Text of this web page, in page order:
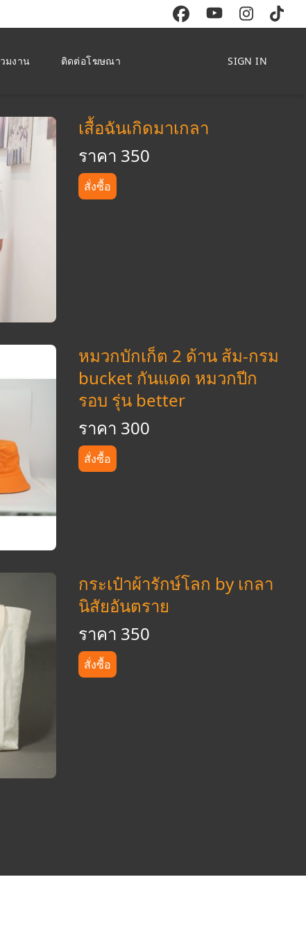
มงาน ติดต่อโฆษณา SIGN IN
เสื้อฉันเกิดมาเกลา
ราคา 350
สั่งซื้อ
หมวกบักเก็ต 2 ด้าน ส้ม-กรม
bucket กันแดด หมวกปีก
รอบ รุ่น better
ราคา 300
สั่งซื้อ
กระเป๋าผ้ารักษ์โลก by เกลา
นิสัยอันตราย
ราคา 350
สั่งซื้อ